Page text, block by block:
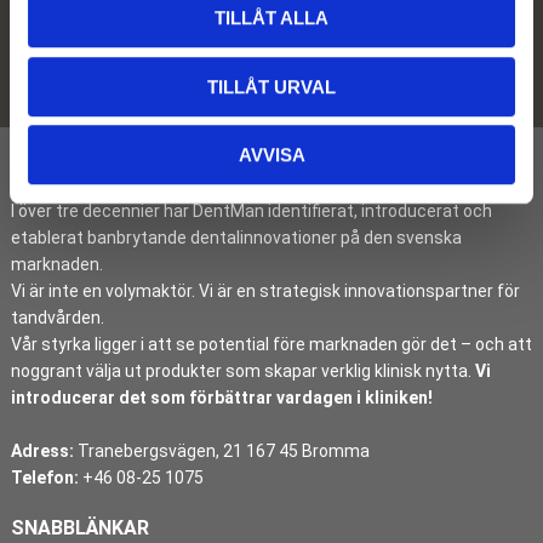
TILLÅT ALLA
TILLÅT URVAL
AVVISA
Dina personuppgifter behandlas i enlighet med vår
I över tre decennier har DentMan identifierat, introducerat och
etablerat banbrytande dentalinnovationer på den svenska
marknaden.
Vi är inte en volymaktör. Vi är en strategisk innovationspartner för
tandvården.
Vår styrka ligger i att se potential före marknaden gör det – och att
noggrant välja ut produkter som skapar verklig klinisk nytta. Vi
introducerar det som förbättrar vardagen i kliniken!
Adress: Tranebergsvägen, 21 167 45 Bromma
Telefon: +46 08-25 1075
SNABBLÄNKAR